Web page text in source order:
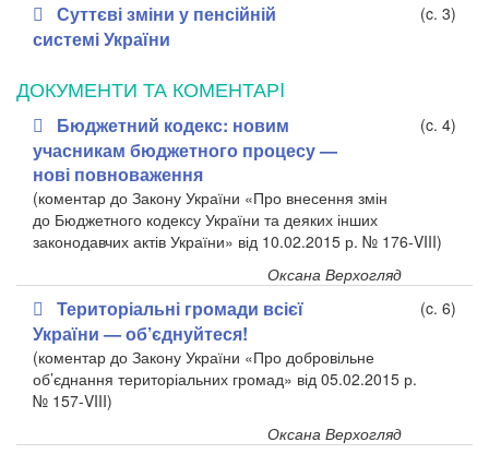
Суттєві зміни у пенсійній
системі України
(c. 3)
ДОКУМЕНТИ ТА КОМЕНТАРI
Бюджетний кодекс: новим
учасникам бюджетного процесу —
нові повноваження
(c. 4)
(коментар до Закону України «Про внесення змін
до Бюджетного кодексу України та деяких інших
законодавчих актів України» від 10.02.2015 р. № 176-VIII)
Оксана Верхогляд
Територіальні громади всієї
України — об’єднуйтеся!
(c. 6)
(коментар до Закону України «Про добровільне
об’єднання територіальних громад» від 05.02.2015 р.
№ 157-VIII)
Оксана Верхогляд